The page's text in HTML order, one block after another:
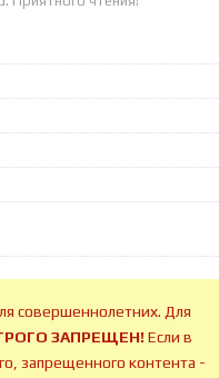
совершеннолетних. Для
ЗАПРЕЩЕН!Если в
запрещенного контента -